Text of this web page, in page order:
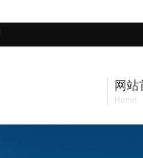
网站
Home